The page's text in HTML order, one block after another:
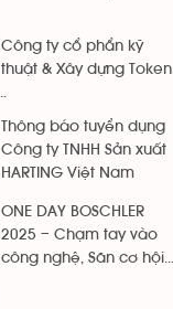
Công ty cổ phẩn kỹ
thuật & Xây dựng Token
Thông báo tuyển dụng
Công ty TNHH Sản xuất
HARTING Việt Nam
ONE DAY BOSCHLER
2025 – Chạm tay vào
công nghệ, Săn cơ hội...